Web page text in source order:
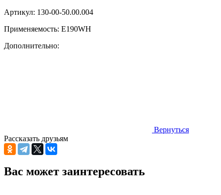
Артикул: 130-00-50.00.004
Применяемость: E190WH
Дополнительно:
Вернуться
Рассказать друзьям
Вас может заинтересовать